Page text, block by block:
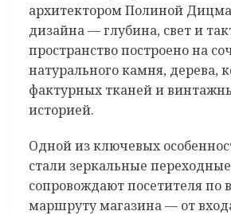
архитектором Полиной
дизайна — глубина, свет и
пространство построено на
натурального камня, дерева,
фактурных тканей и
историей.
Одной из ключевых
стали зеркальные
сопровождают посетителя по
маршруту магазина — от